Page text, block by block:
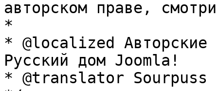
авторском праве,
*
* @localized Авторские
Русский дом Joomla!
* @translator Sourpuss